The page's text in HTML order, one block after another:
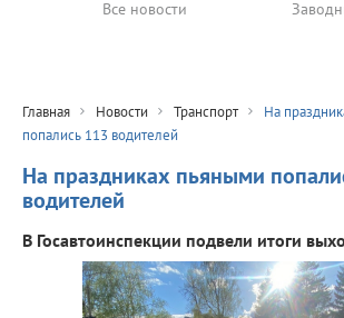
Все новости
Главная Новости Транспорт
На
попались 113 водителей
На праздниках пьяными
водителей
В Госавтоинспекции подвели итоги